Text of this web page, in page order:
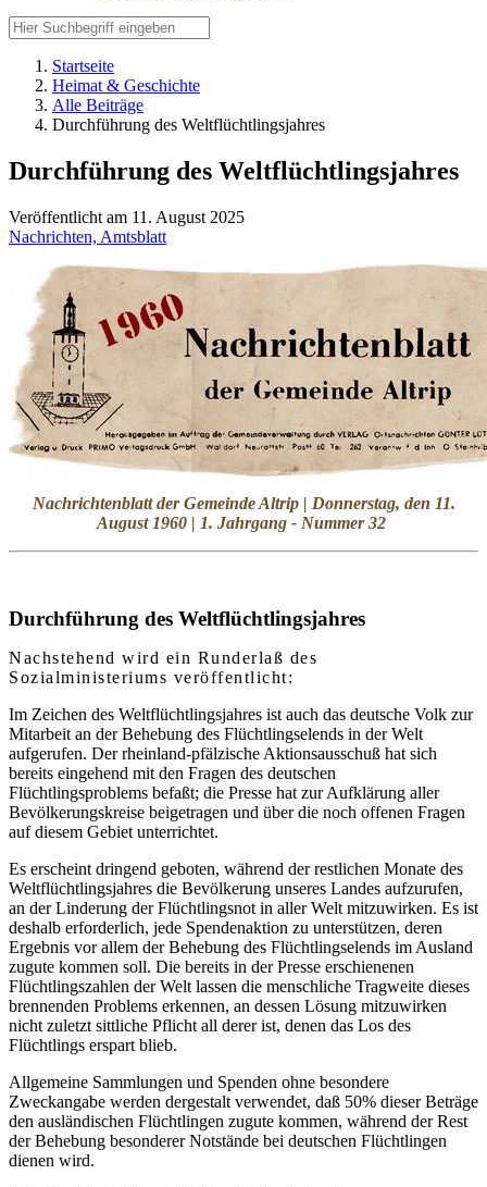
Startseite
Heimat & Geschichte
Alle Beiträge
Durchführung des Weltflüchtlingsjahres
Durchführung des Weltflüchtlingsjahres
Veröffentlicht am 11. August 2025
Nachrichten, Amtsblatt
Nachrichtenblatt der Gemeinde Altrip | Donnerstag, den 11.
August 1960 | 1. Jahrgang - Nummer 32
Durchführung des Weltflüchtlingsjahres
Nachstehend wird ein Runderlaß des
Sozialministeriums veröffentlicht:
Im Zeichen des Weltflüchtlingsjahres ist auch das deutsche Volk zur
Mitarbeit an der Behebung des Flüchtlingselends in der Welt
aufgerufen. Der rheinland-pfälzische Aktionsausschuß hat sich
bereits eingehend mit den Fragen des deutschen
Flüchtlingsproblems befaßt; die Presse hat zur Aufklärung aller
Bevölkerungskreise beigetragen und über die noch offenen Fragen
auf diesem Gebiet unterrichtet.
Es erscheint dringend geboten, während der restlichen Monate des
Weltflüchtlingsjahres die Bevölkerung unseres Landes aufzurufen,
an der Linderung der Flüchtlingsnot in aller Welt mitzuwirken. Es ist
deshalb erforderlich, jede Spendenaktion zu unterstützen, deren
Ergebnis vor allem der Behebung des Flüchtlingselends im Ausland
zugute kommen soll. Die bereits in der Presse erschienenen
Flüchtlingszahlen der Welt lassen die menschliche Tragweite dieses
brennenden Problems erkennen, an dessen Lösung mitzuwirken
nicht zuletzt sittliche Pflicht all derer ist, denen das Los des
Flüchtlings erspart blieb.
Allgemeine Sammlungen und Spenden ohne besondere
Zweckangabe werden dergestalt verwendet, daß 50% dieser Beträge
den ausländischen Flüchtlingen zugute kommen, während der Rest
der Behebung besonderer Notstände bei deutschen Flüchtlingen
dienen wird.